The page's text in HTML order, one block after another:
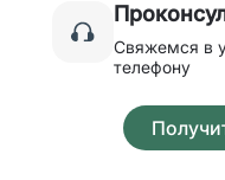
Свяжемся в
телефону